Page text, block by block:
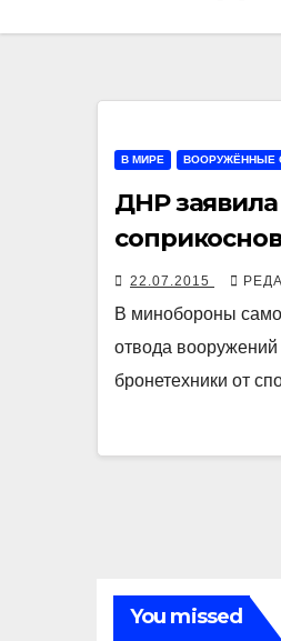
В МИРЕ ВООРУЖЁННЫЕ
ДНР
22.07.2015
В минобороны
отвода вооружений
бронетехники от
You missed